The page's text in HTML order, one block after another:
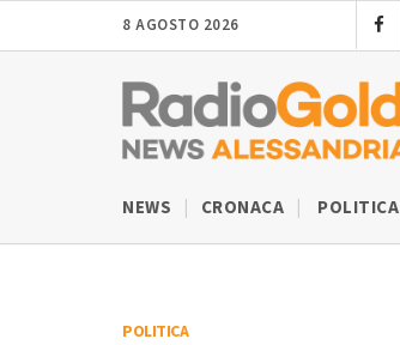
8 AGOSTO 2026
NEWS CRONACA POLITICA
POLITICA